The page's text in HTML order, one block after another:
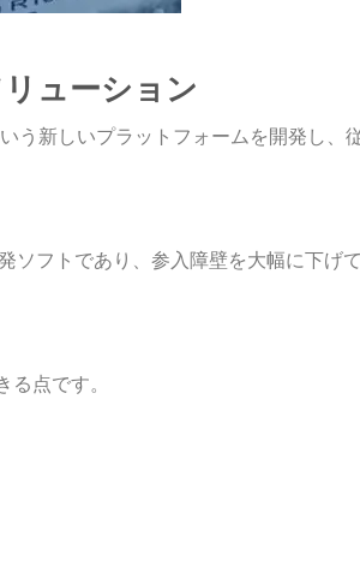
ューション
う新しいプラットフォームを開発し、
フトであり、参入障壁を大幅に下げ
点です。